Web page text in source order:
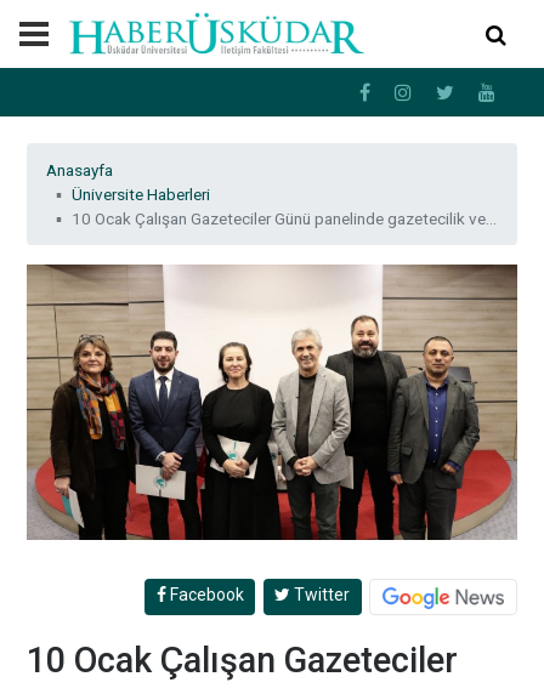
Anasayfa
Üniversite Haberleri
10 Ocak Çalışan Gazeteciler Günü panelinde gazetecilik ve sorunları konuşuldu
Facebook Twitter
10 Ocak Çalışan Gazeteciler